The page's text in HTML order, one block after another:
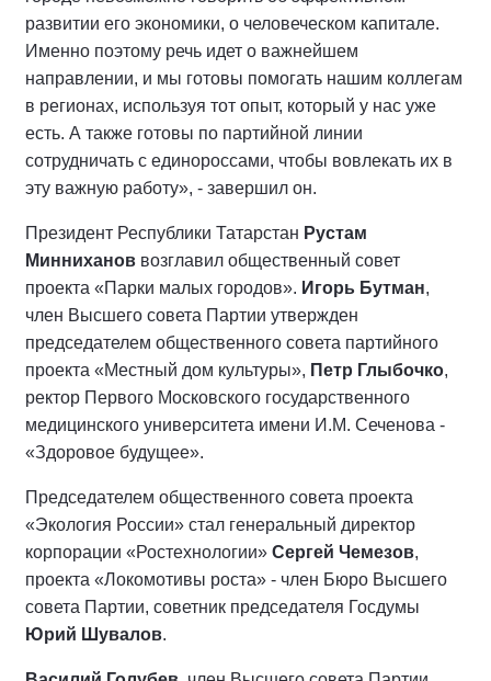
развитии его экономики, о человеческом капитале.
Именно поэтому речь идет о важнейшем
направлении, и мы готовы помогать нашим коллегам
в регионах, используя тот опыт, который у нас уже
есть. А также готовы по партийной линии
сотрудничать с единороссами, чтобы вовлекать их в
эту важную работу», - завершил он.
Президент Республики Татарстан Рустам
Минниханов возглавил общественный совет
проекта «Парки малых городов». Игорь Бутман,
член Высшего совета Партии утвержден
председателем общественного совета партийного
проекта «Местный дом культуры», Петр Глыбочко,
ректор Первого Московского государственного
медицинского университета имени И.М. Сеченова -
«Здоровое будущее».
Председателем общественного совета проекта
«Экология России» стал генеральный директор
корпорации «Ростехнологии» Сергей Чемезов,
проекта «Локомотивы роста» - член Бюро Высшего
совета Партии, советник председателя Госдумы
Юрий Шувалов.